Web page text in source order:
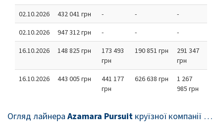
02.10.2026 432 041 грн - - -
02.10.2026 947 312 грн - - -
16.10.2026 148 825 грн
173 493
грн
190 851 грн
291 347
грн
16.10.2026 443 005 грн
441 177
грн
626 638 грн
1 267
985 грн
Огляд лайнера Azamara Pursuit круїзної компанії